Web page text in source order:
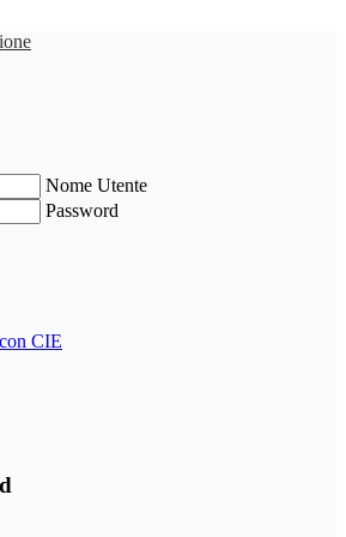
Nome Utente
Password
CIE